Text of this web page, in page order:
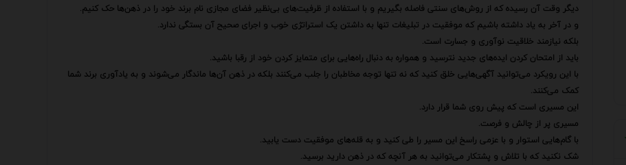
دیگر وقت آن رسیده که از روش‌های سنتی فاصله بگیریم و با استفاده از ظرفیت‌های بی‌نظیر فضای مجازی نام برند خود را در ذهن‌ها حک کنیم.
و در آخر به یاد داشته باشیم که موفقیت در تبلیغات تنها به داشتن یک استراتژی خوب و اجرای صحیح آن بستگی ندارد.
بلکه نیازمند خلاقیت نوآوری و جسارت است.
باید از امتحان کردن ایده‌های جدید نترسید و همواره به دنبال راه‌هایی برای متمایز کردن خود از رقبا باشید.
با این رویکرد می‌توانید آگهی‌هایی خلق کنید که نه تنها توجه مخاطبان را جلب می‌کنند بلکه در ذهن آن‌ها ماندگار می‌شوند و به یادآوری برند شما
کمک می‌کنند.
این مسیری است که پیش روی شما قرار دارد.
مسیری پر از چالش و فرصت.
با گام‌هایی استوار و با عزمی راسخ این مسیر را طی کنید و به قله‌های موفقیت دست یابید.
شک نکنید که با تلاش و پشتکار می‌توانید به هر آنچه که در ذهن دارید برسید.